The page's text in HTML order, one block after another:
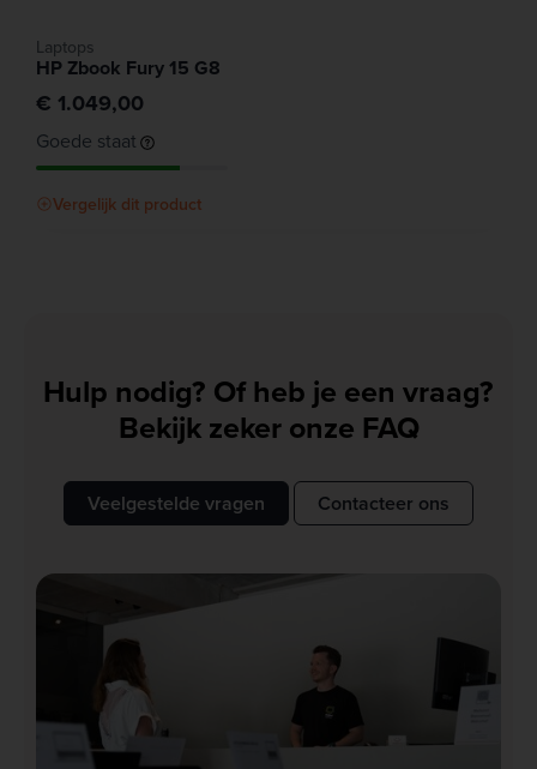
Laptops
HP Zbook Fury 15 G8
€ 1.049,00
Goede staat
Vergelijk dit product
Hulp nodig? Of heb je een vraag?
Bekijk zeker onze FAQ
Veelgestelde vragen Contacteer ons